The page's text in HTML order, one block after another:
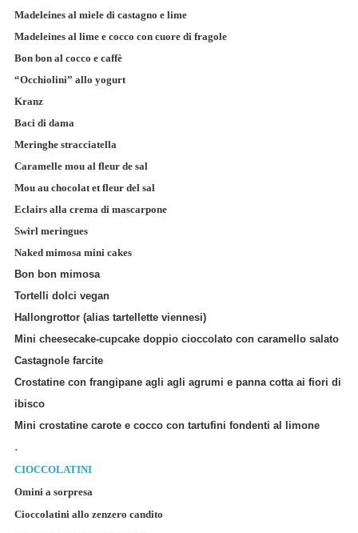
Madeleines al miele di castagno e lime
Madeleines al lime e cocco con cuore di fragole
Bon bon al cocco e caffè
“Occhiolini” allo yogurt
Kranz
Baci di dama
Meringhe stracciatella
Caramelle mou al fleur de sal
Mou au chocolat et fleur del sal
Eclairs alla crema di mascarpone
Swirl meringues
Naked mimosa mini cakes
Bon bon mimosa
Tortelli dolci vegan
Hallongrottor (alias tartellette viennesi)
Mini cheesecake-cupcake doppio cioccolato con caramello salato
Castagnole farcite
Crostatine con frangipane agli agli agrumi e panna cotta ai fiori di
ibisco
Mini crostatine carote e cocco con tartufini fondenti al limone
.
CIOCCOLATINI
Omini a sorpresa
Cioccolatini allo zenzero candito